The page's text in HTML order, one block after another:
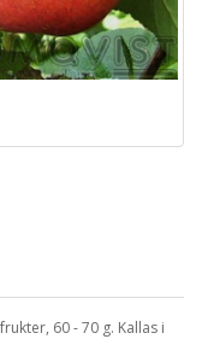
60 - 70 g. Kallas i